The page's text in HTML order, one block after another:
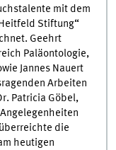
mit dem
Stiftung“
Geehrt
Paläontologie,
Jannes Nauert
Arbeiten
Patricia Göbel,
die
heutigen